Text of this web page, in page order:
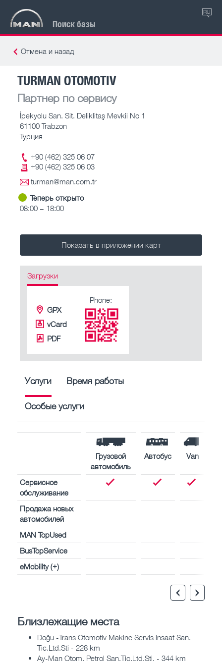
Поиск базы
RU
Отмена и назад
TURMAN OTOMOTIV
Партнер по сервису
İpekyolu San. Sit. Deliklitaş Mevkii No 1
61100 Trabzon
Турция
+90 (462) 325 06 07
+90 (462) 325 06 03
turman@man.com.tr
Теперь открыто
08:00 – 18:00
Показать в приложении карт
Загрузки
GPX
vCard
PDF
Phone:
Услуги Время работы
Особые услуги
Грузовой
автомобиль
Автобус Van
Сервисное
обслуживание
Продажа новых
автомобилей
MAN TopUsed
BusTopService
eMobility (+)
Близлежащие места
Doğu -Trans Otomotiv Makine Servis insaat San.
Tic.Ltd.Sti - 228 km
Ay-Man Otom. Petrol San.Tic.Ltd.Sti. - 344 km